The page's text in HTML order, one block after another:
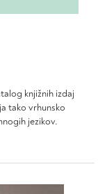
knjižnih izdaj
tako vrhunsko
jezikov.